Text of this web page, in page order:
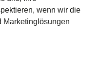
wenn wir die
Marketinglösungen